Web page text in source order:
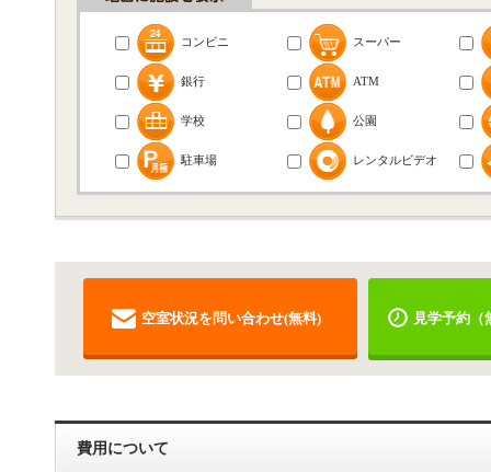
コンビニ スーパー
銀行 ATM
学校 公園
駐車場 レンタルビデオ
空室状況を問い合わせ(無料) 見学予約（
費用について